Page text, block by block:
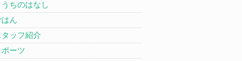
うちのはなし
はん
タッフ紹介
ポーツ